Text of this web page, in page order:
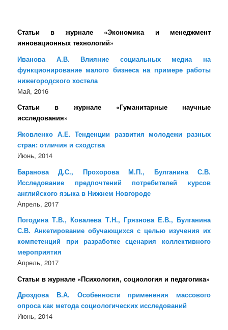
Статьи в журнале «Экономика и менеджмент
инновационных технологий»
Иванова А.В. Влияние социальных медиа на
функционирование малого бизнеса на примере работы
нижегородского хостела
Май, 2016
Статьи в журнале «Гуманитарные научные
исследования»
Яковленко А.Е. Тенденции развития молодежи разных
стран: отличия и сходства
Июнь, 2014
Баранова Д.С., Прохорова М.П., Булганина С.В.
Исследование предпочтений потребителей курсов
английского языка в Нижнем Новгороде
Апрель, 2017
Погодина Т.В., Ковалева Т.Н., Грязнова Е.В., Булганина
С.В. Анкетирование обучающихся с целью изучения их
компетенций при разработке сценария коллективного
мероприятия
Апрель, 2017
Статьи в журнале «Психология, социология и педагогика»
Дроздова В.А. Особенности применения массового
опроса как метода социологических исследований
Июнь, 2014